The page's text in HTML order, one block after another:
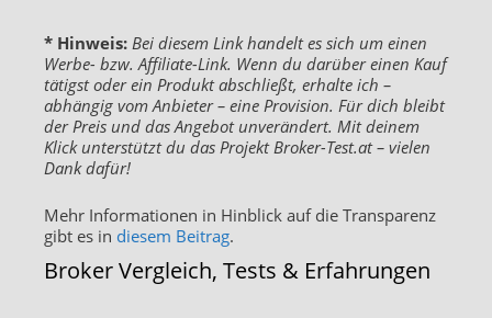
* Hinweis: Bei diesem Link handelt es sich um einen
Werbe- bzw. Affiliate-Link. Wenn du darüber einen Kauf
tätigst oder ein Produkt abschließt, erhalte ich –
abhängig vom Anbieter – eine Provision. Für dich bleibt
der Preis und das Angebot unverändert. Mit deinem
Klick unterstützt du das Projekt Broker-Test.at – vielen
Dank dafür!
Mehr Informationen in Hinblick auf die Transparenz
gibt es in diesem Beitrag.
Broker Vergleich, Tests & Erfahrungen